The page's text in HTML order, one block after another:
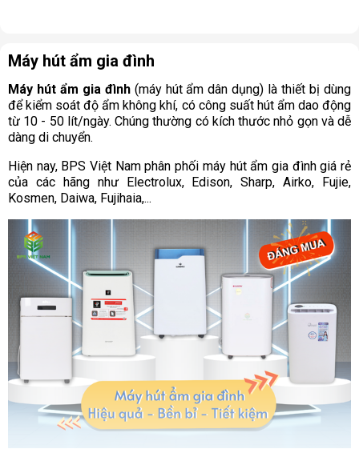
Máy hút ẩm gia đình
Máy hút ẩm gia đình(máy hút ẩm dân dụng) là thiết bị dùng
để kiểm soát độ ẩm không khí, có công suất hút ẩm dao động
từ 10 - 50 lít/ngày. Chúng thường có kích thước nhỏ gọn và dễ
dàng di chuyển.
Hiện nay, BPS Việt Nam phân phối máy hút ẩm gia đình giá rẻ
của các hãng như Electrolux, Edison, Sharp, Airko, Fujie,
Kosmen, Daiwa, Fujihaia,...